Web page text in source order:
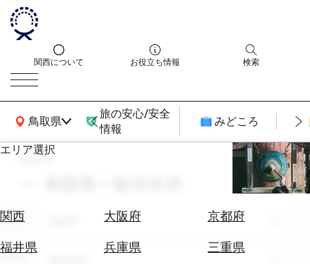
関西について お役立ち情報 検索
鳥取県
関西広域MAP
旅の安心/安全
情報
みどころ
エリア選択
関西 大阪府
京都府
福井県
兵庫県
三重県
エ
券
search
エリア
テーマ